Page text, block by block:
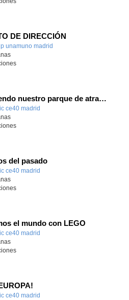
DE DIRECCIÓN
unamuno madrid
Construyendo nuestro parque de atracciones
ce40 madrid
del pasado
ce40 madrid
el mundo con LEGO
ce40 madrid
ce40 madrid